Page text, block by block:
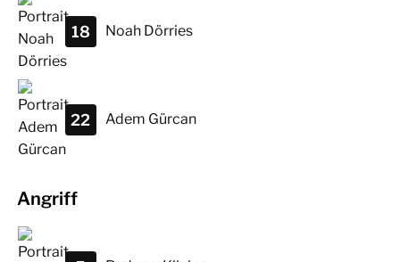
Noah Dörries
18
Adem Gürcan
22
Angriff